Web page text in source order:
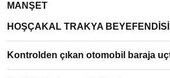
MANŞET
HOŞÇAKAL TRAKYA
Kontrolden çıkan otomobil baraja